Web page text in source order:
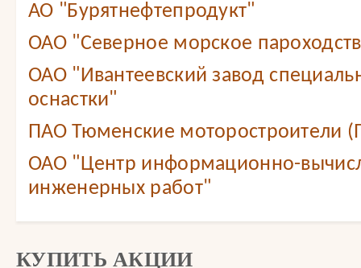
АО "Бурятнефтепродукт"
ОАО "Северное морское
ОАО "Ивантеевский завод
оснастки"
ПАО Тюменские моторостроители
ОАО "Центр информационно-
инженерных работ"
КУПИТЬ АКЦИИ